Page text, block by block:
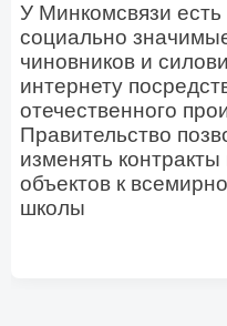
У Минкомсвязи есть
социально
чиновников и
интернету
отечественного
Правительство
изменять
объектов к
школы